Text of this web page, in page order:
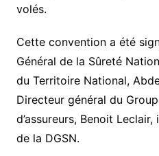
volés.
Cette convention a été
Général de la Sûreté
du Territoire National,
Directeur général du
d’assureurs, Benoit
de la DGSN.